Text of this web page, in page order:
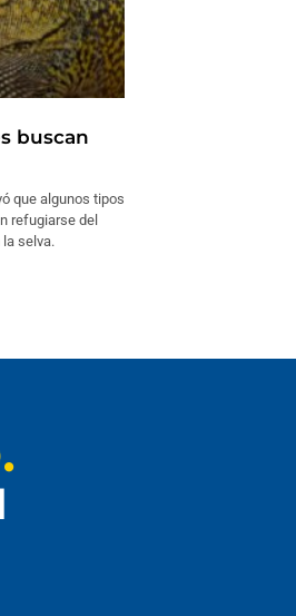
buscan
que algunos tipos
refugiarse del
selva.